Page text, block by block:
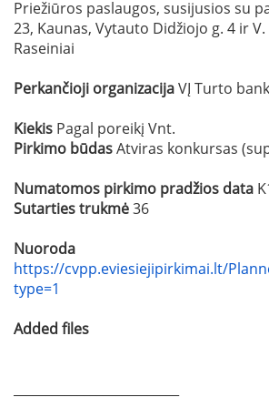
Priežiūros paslaugos, susijusios su
23, Kaunas, Vytauto Didžiojo g. 4 ir
Raseiniai
Perkančioji organizacijaVĮ Turto
Kiekis Pagal poreikį Vnt.
Pirkimo būdasAtviras konkursas
Numatomos pirkimo pradžios data
Sutarties trukmė36
Nuoroda
https://cvpp.eviesiejipirkimai.lt/
type=1
Added files